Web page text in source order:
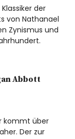
der
von Nathanael
Zynismus und
Abbott
kommt über
Der zur